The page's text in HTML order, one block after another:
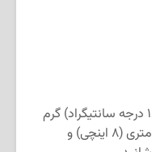
فر را با دمای ۳۵۰ درجه فارنهایت (۱۸۰ درجه سانتیگراد) گرم
کنید. کف یک قالب مربعی ۲۰ سانتی‌متری (۸ اینچی) و